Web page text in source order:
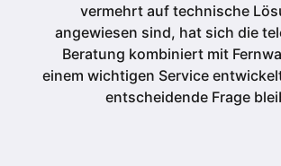
vermehrt auf technische
angewiesen sind, hat sich die
Beratung kombiniert mit
einem wichtigen Service
entscheidende Frage